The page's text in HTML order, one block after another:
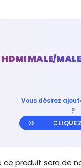
MALE/
Vous désirez
?
ce produit sera de